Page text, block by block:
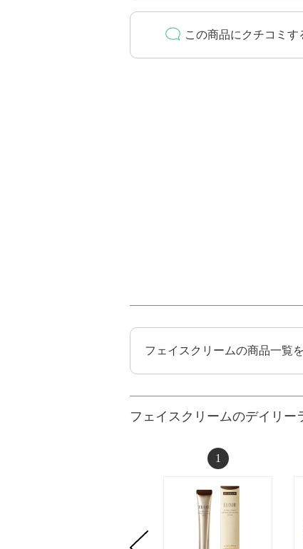
この商品にクチコミす
フェイスクリームの商品一覧
フェイスクリームのデイリー
1